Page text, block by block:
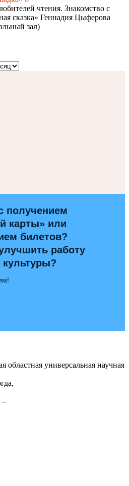
чтения. Знакомство с
сказка» Геннадия Цыферова
зал)
получением
карты» или
билетов?
работу
универсальная научная
–